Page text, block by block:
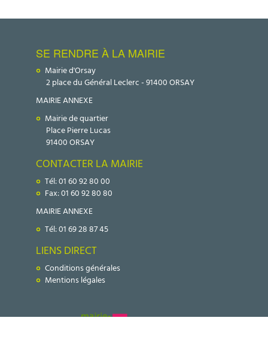
SE RENDRE À LA MAIRIE
Mairie d'Orsay
2 place du Général Leclerc - 91400 ORSAY
MAIRIE ANNEXE
Mairie de quartier
Place Pierre Lucas
91400 ORSAY
CONTACTER LA MAIRIE
Tél: 01 60 92 80 00
Fax: 01 60 92 80 80
MAIRIE ANNEXE
Tél: 01 69 28 87 45
LIENS DIRECT
Conditions générales
Mentions légales